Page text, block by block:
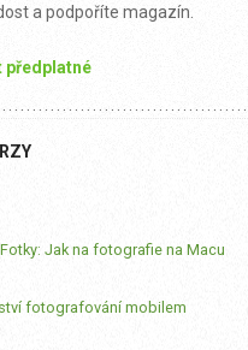
a podpoříte magazín.
předplatné
Jak na fotografie na Macu
fotografování mobilem